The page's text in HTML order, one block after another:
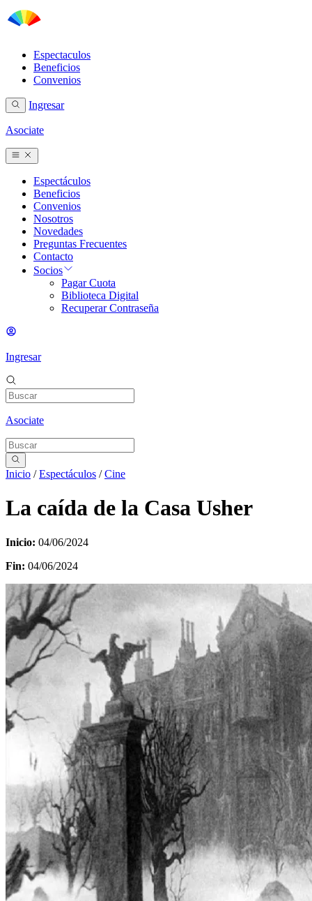
Espectaculos
Beneficios
Convenios
Ingresar
Asociate
Espectáculos
Beneficios
Convenios
Nosotros
Novedades
Preguntas Frecuentes
Contacto
Socios
Pagar Cuota
Biblioteca Digital
Recuperar Contraseña
Ingresar
Asociate
Inicio /Espectáculos /Cine
La caída de la Casa Usher
Inicio: 04/06/2024
Fin: 04/06/2024